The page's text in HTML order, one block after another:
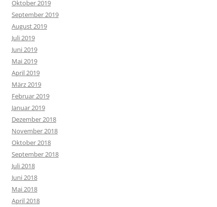
Oktober 2019
September 2019
August 2019
Juli 2019
Juni 2019
Mai 2019
April 2019
März 2019
Februar 2019
Januar 2019
Dezember 2018
November 2018
Oktober 2018
September 2018
Juli 2018
Juni 2018
Mai 2018
April 2018